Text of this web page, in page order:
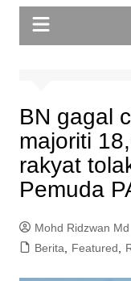
BN gagal
majoriti
rakyat
Pemuda
Mohd Ridzwan
Berita, Featured,